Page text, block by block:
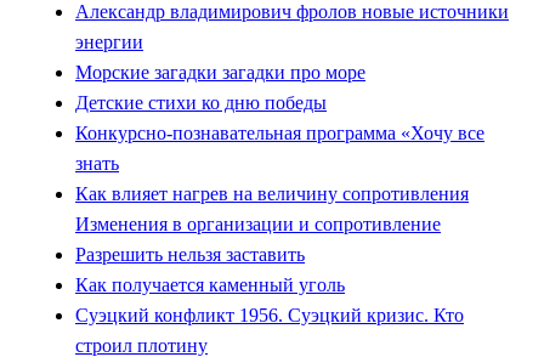
Александр владимирович фролов новые источники
энергии
Морские загадки загадки про море
Детские стихи ко дню победы
Конкурсно-познавательная программа «Хочу все
знать
Как влияет нагрев на величину сопротивления
Изменения в организации и сопротивление
Разрешить нельзя заставить
Как получается каменный уголь
Суэцкий конфликт 1956. Суэцкий кризис. Кто
строил плотину